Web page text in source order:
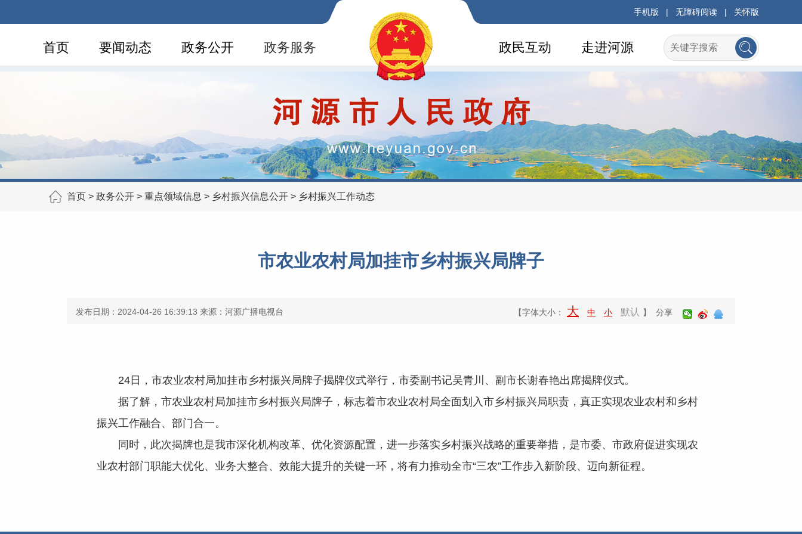
手机版 | 无障碍阅读 | 关怀版
首页 要闻动态 政务公开 政务服务 走进河源
政民互动
首页 > 政务公开 > 重点领域信息 > 乡村振兴信息公开 > 乡村振兴工作动态
市农业农村局加挂市乡村振兴局牌子
发布日期：2024-04-26 16:39:13 来源：河源广播电视台 【字体大小： 大 中 小 默认 】 分享
24日，市农业农村局加挂市乡村振兴局牌子揭牌仪式举行，市委副书记吴青川、副市长谢春艳出席揭牌仪式。
据了解，市农业农村局加挂市乡村振兴局牌子，标志着市农业农村局全面划入市乡村振兴局职责，真正实现农业农村和乡村
振兴工作融合、部门合一。
同时，此次揭牌也是我市深化机构改革、优化资源配置，进一步落实乡村振兴战略的重要举措，是市委、市政府促进实现农
业农村部门职能大优化、业务大整合、效能大提升的关键一环，将有力推动全市“三农”工作步入新阶段、迈向新征程。